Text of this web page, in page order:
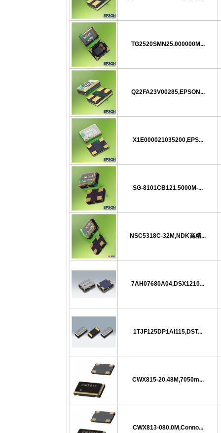
TG2520SMN25.000000M...
Q22FA23V00285,EPSON...
X1E000021035200,EPS...
SG-8101CB121.5000M-...
NSC5318C-32M,NDK高精...
7AH07680A04,DSX1210...
1TJF125DP1AI115,DST...
CWX815-20.48M,7050m...
CWX813-080.0M,Conno...